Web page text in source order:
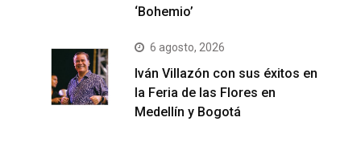
‘Bohemio’
6 agosto, 2026
Iván Villazón con sus éxitos en
la Feria de las Flores en
Medellín y Bogotá